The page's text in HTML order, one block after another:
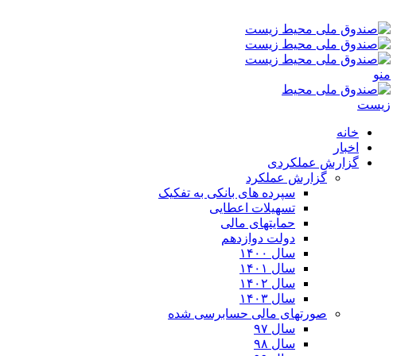
منو
خانه
اخبار
گزارش عملکردی
گزارش عملکرد
سپرده های بانکی به تفکیک
تسهیلات اعطایی
حمایتهای مالی
دولت دوازدهم
سال ۱۴۰۰
سال ۱۴۰۱
سال ۱۴۰۲
سال ۱۴۰۳
صورتهای مالی حسابرسی شده
سال ۹۷
سال ۹۸